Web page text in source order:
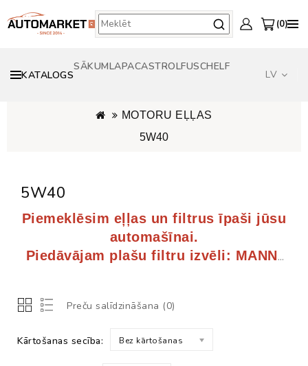
0
KATALOGS
SĀKUMLAPACASTROLFUSCHELF
LV
MOTORU EĻĻAS
5W40
5W40
Piemeklēsim eļļas un filtrus īpaši jūsu
automašīnai.
Piedāvājam plašu filtru izvēli: MANN,
Preču salīdzināšana (0)
Kārtošanas secība: Bez kārtošanas